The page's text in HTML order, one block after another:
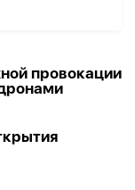
провокации